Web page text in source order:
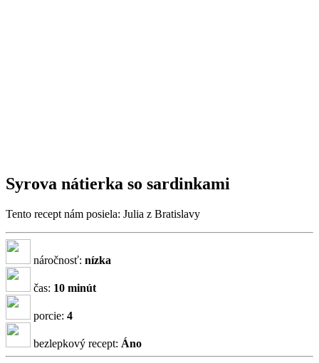
Syrova nátierka so sardinkami
Tento recept nám posiela: Julia z Bratislavy
náročnosť: nízka
čas: 10 minút
porcie: 4
bezlepkový recept: Áno